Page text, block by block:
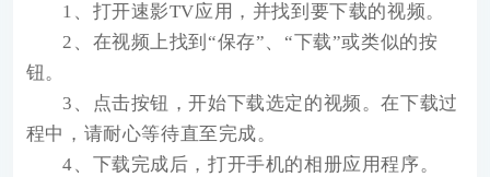
1、打开速影TV应用，并找到要下载的视频。
2、在视频上找到“保存”、“下载”或类似的按
钮。
3、点击按钮，开始下载选定的视频。在下载过
程中，请耐心等待直至完成。
4、下载完成后，打开手机的相册应用程序。